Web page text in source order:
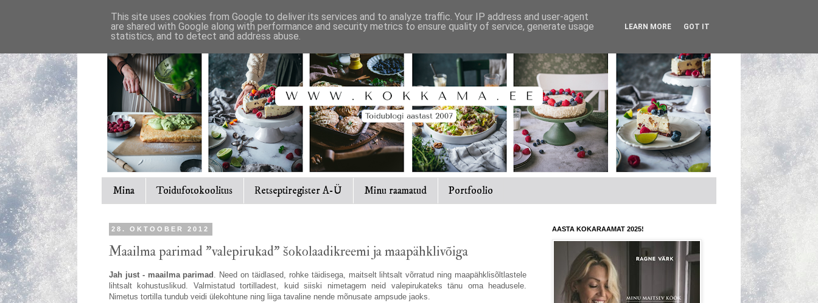
Mina Toidufotokoolitus Retseptiregister A-Ü Minu raamatud Portfoolio
28. OKTOOBER 2012
Maailma parimad "valepirukad" šokolaadikreemi ja maapähklivõiga
Jah just - maailma parimad . Need on täidlased, rohke täidisega, maitselt lihtsalt võrratud ning maapähklisõltlastele
lihtsalt kohustuslikud. Valmistatud tortilladest, kuid siiski nimetagem neid valepirukateks tänu oma headusele.
Nimetus tortilla tundub veidi ülekohtune ning liiga tavaline nende mõnusate ampsude jaoks.
AASTA KOKARAAMAT 2025!
This site uses cookies from Google to deliver its services and to analyze traffic. Your IP address and user-agent
are shared with Google along with performance and security metrics to ensure quality of service, generate usage
statistics, and to detect and address abuse.
LEARN MORE GOT IT